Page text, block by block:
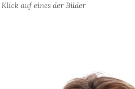
auf eines der Bilder